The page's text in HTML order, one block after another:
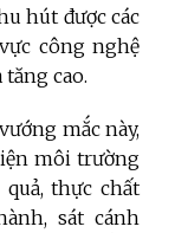
hút được các
công nghệ
cao.
mắc này,
môi trường
thực chất
sát cánh